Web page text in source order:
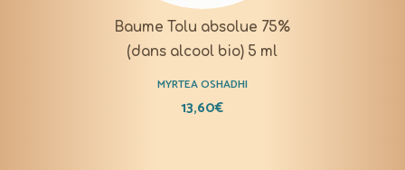
Baume Tolu absolue 75%
(dans alcool bio) 5 ml
MYRTEA OSHADHI
13,60€